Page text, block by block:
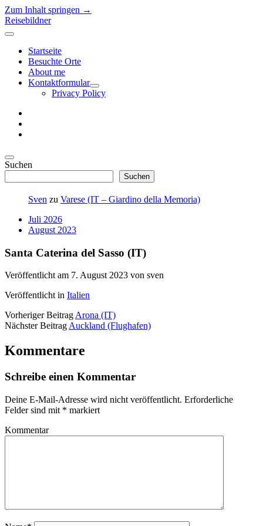
Zum Inhalt springen →
Reisebildner
Menü
öffnenStartseite
Besuchte Orte
About me
Kontaktformular
Menü
öffnen
Privacy Policy
Seitenleiste
Seitenleiste
öffnen
Suchen
Suchen
Sven zu Varese (IT – Giardino della Memoria)
Juli 2026
August 2023
Santa Caterina del Sasso (IT)
Veröffentlicht am 7. August 2023 von sven
Veröffentlicht in Italien
Vorheriger Beitrag Arona (IT)
Nächster Beitrag Auckland (Flughafen)
Kommentare
Schreibe einen Kommentar
Deine E-Mail-Adresse wird nicht veröffentlicht. Erforderliche
Felder sind mit * markiert
Kommentar